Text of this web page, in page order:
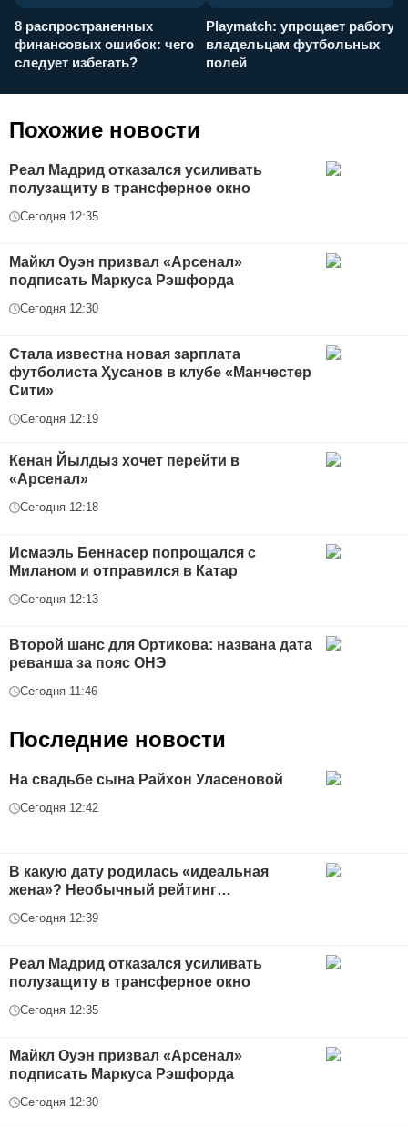
8 распространенных
финансовых ошибок: чего
следует избегать?
Playmatch: упрощает работу
владельцам футбольных
полей
Похожие новости
Реал Мадрид отказался усиливать
полузащиту в трансферное окно
Сегодня 12:35
Майкл Оуэн призвал «Арсенал»
подписать Маркуса Рэшфорда
Сегодня 12:30
Стала известна новая зарплата
футболиста Ҳусанов в клубе «Манчестер
Сити»
Сегодня 12:19
Кенан Йылдыз хочет перейти в
«Арсенал»
Сегодня 12:18
Исмаэль Беннасер попрощался с
Миланом и отправился в Катар
Сегодня 12:13
Второй шанс для Ортикова: названа дата
реванша за пояс ОНЭ
Сегодня 11:46
Последние новости
На свадьбе сына Райхон Уласеновой
Сегодня 12:42
В какую дату родилась «идеальная
жена»? Необычный рейтинг…
Сегодня 12:39
Реал Мадрид отказался усиливать
полузащиту в трансферное окно
Сегодня 12:35
Майкл Оуэн призвал «Арсенал»
подписать Маркуса Рэшфорда
Сегодня 12:30